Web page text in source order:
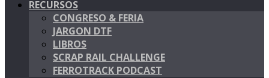
RECURSOS
CONGRESO & FERIA
JARGON DTF
LIBROS
SCRAP RAIL CHALLENGE
FERROTRACK PODCAST